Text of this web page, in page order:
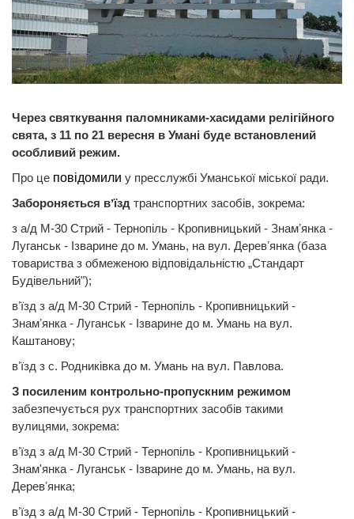
Через святкування паломниками-хасидами релігійного
свята, з 11 по 21 вересня в Умані буде встановлений
особливий режим.
Про це повідомили у пресслужбі Уманської міської ради.
Забороняється вʼїзд транспортних засобів, зокрема:
з а/д М-30 Стрий - Тернопіль - Кропивницький - Знамʼянка -
Луганськ - Ізварине до м. Умань, на вул. Деревʼянка (база
товариства з обмеженою відповідальністю „Стандарт
Будівельний");
вʼїзд з а/д М-30 Стрий - Тернопіль - Кропивницький -
Знамʼянка - Луганськ - Ізварине до м. Умань на вул.
Каштанову;
вʼїзд з с. Родниківка до м. Умань на вул. Павлова.
З посиленим контрольно-пропускним режимом
забезпечується рух транспортних засобів такими
вулицями, зокрема:
вʼїзд з а/д М-30 Стрий - Тернопіль - Кропивницький -
Знам'янка - Луганськ - Ізварине до м. Умань, на вул.
Деревʼянка;
вʼїзд з а/д М-30 Стрий - Тернопіль - Кропивницький -